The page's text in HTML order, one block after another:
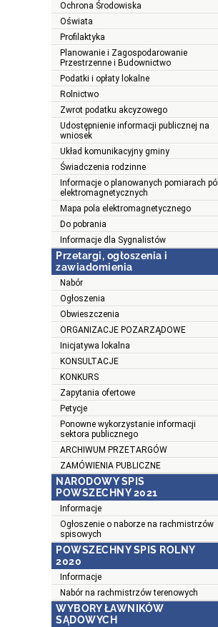
Ochrona Środowiska
Oświata
Profilaktyka
Planowanie i Zagospodarowanie
Przestrzenne i Budownictwo
Podatki i opłaty lokalne
Rolnictwo
Zwrot podatku akcyzowego
Udostępnienie informacji publicznej na
wniosek
Układ komunikacyjny gminy
Świadczenia rodzinne
Informacje o planowanych pomiarach pól
elektromagnetycznych
Mapa pola elektromagnetycznego
Do pobrania
Informacje dla Sygnalistów
Przetargi, ogłoszenia i
zawiadomienia
Nabór
Ogłoszenia
Obwieszczenia
ORGANIZACJE POZARZĄDOWE
Inicjatywa lokalna
KONSULTACJE
KONKURS
Zapytania ofertowe
Petycje
Ponowne wykorzystanie informacji
sektora publicznego
ARCHIWUM PRZETARGÓW
ZAMÓWIENIA PUBLICZNE
NARODOWY SPIS
POWSZECHNY 2021
Informacje
Ogłoszenie o naborze na rachmistrzów
spisowych
POWSZECHNY SPIS ROLNY
2020
Informacje
Nabór na rachmistrzów terenowych
WYBORY ŁAWNIKÓW
SĄDOWYCH